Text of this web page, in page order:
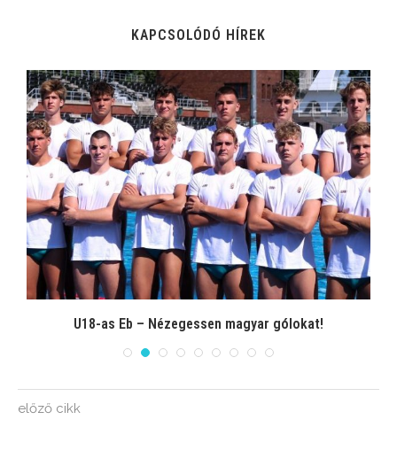
KAPCSOLÓDÓ HÍREK
U18-as Eb – Nézegessen magyar gólokat!
előző cikk